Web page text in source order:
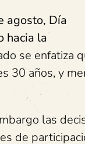
agosto, Día
hacia la
se enfatiza
30 años, y
las
de